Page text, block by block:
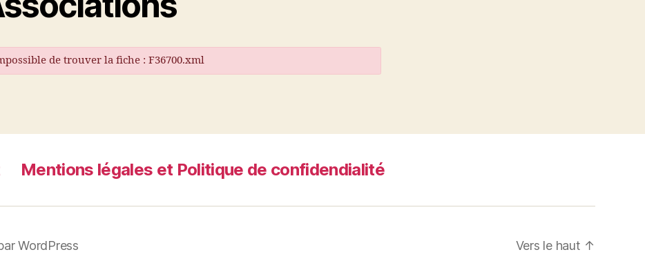
de trouver la fiche : F36700.xml
Mentions légales et Politique de confidendialité
WordPress Vers le haut ↑